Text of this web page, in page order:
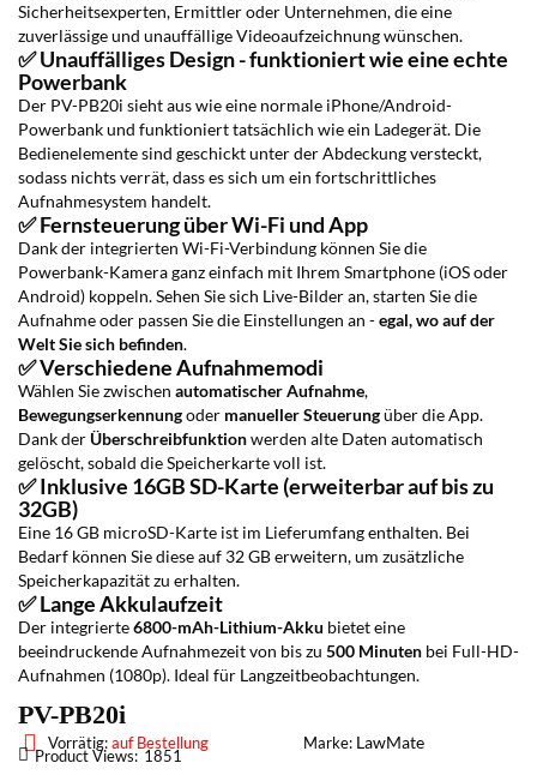
Sicherheitsexperten, Ermittler oder Unternehmen, die eine
zuverlässige und unauffällige Videoaufzeichnung wünschen.
✅ Unauffälliges Design - funktioniert wie eine echte
Powerbank
Der PV-PB20i sieht aus wie eine normale iPhone/Android-
Powerbank und funktioniert tatsächlich wie ein Ladegerät. Die
Bedienelemente sind geschickt unter der Abdeckung versteckt,
sodass nichts verrät, dass es sich um ein fortschrittliches
Aufnahmesystem handelt.
✅ Fernsteuerung über Wi-Fi und App
Dank der integrierten Wi-Fi-Verbindung können Sie die
Powerbank-Kamera ganz einfach mit Ihrem Smartphone (iOS oder
Android) koppeln. Sehen Sie sich Live-Bilder an, starten Sie die
Aufnahme oder passen Sie die Einstellungen an -egal, wo auf der
Welt Sie sich befinden.
✅ Verschiedene Aufnahmemodi
Wählen Sie zwischen automatischer Aufnahme,
Bewegungserkennungoder manueller Steuerungüber die App.
Dank der Überschreibfunktionwerden alte Daten automatisch
gelöscht, sobald die Speicherkarte voll ist.
✅ Inklusive 16GB SD-Karte (erweiterbar auf bis zu
32GB)
Eine 16 GB microSD-Karte ist im Lieferumfang enthalten. Bei
Bedarf können Sie diese auf 32 GB erweitern, um zusätzliche
Speicherkapazität zu erhalten.
✅ Lange Akkulaufzeit
Der integrierte6800-mAh-Lithium-Akku bietet eine
beeindruckende Aufnahmezeit von bis zu 500 Minuten bei Full-HD-
Aufnahmen (1080p). Ideal für Langzeitbeobachtungen.
PV-PB20i
Vorrätig:auf Bestellung Marke: LawMate
Product Views: 1851